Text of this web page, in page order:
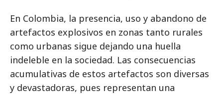
En Colombia, la presencia, uso y abandono de
artefactos explosivos en zonas tanto rurales
como urbanas sigue dejando una huella
indeleble en la sociedad. Las consecuencias
acumulativas de estos artefactos son diversas
y devastadoras, pues representan una